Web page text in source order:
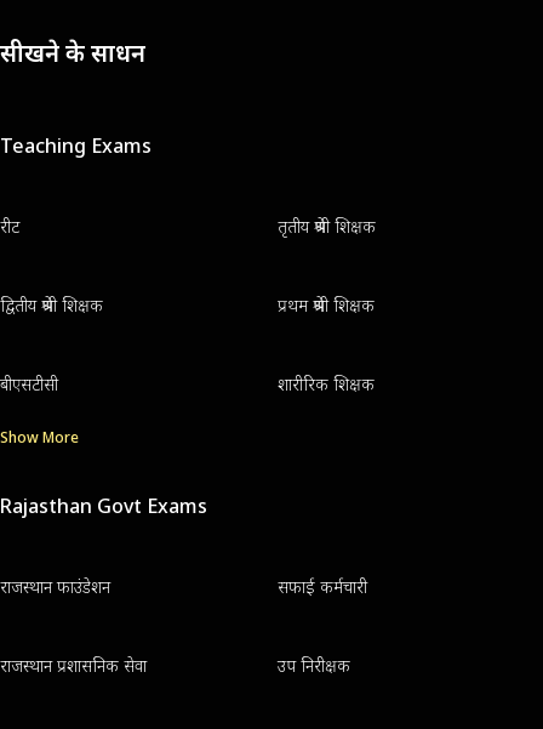
सीखने के साधन
Teaching Exams
रीट तृतीय श्रेणी शिक्षक
द्वितीय श्रेणी शिक्षक प्रथम श्रेणी शिक्षक
बीएसटीसी शारीरिक शिक्षक
Show More
Rajasthan Govt Exams
राजस्थान फाउंडेशन सफाई कर्मचारी
राजस्थान प्रशासनिक सेवा उप निरीक्षक